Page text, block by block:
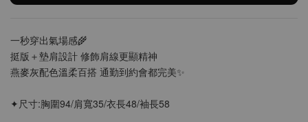
一秒穿出氣場感🌾
挺版＋墊肩設計 修飾肩線更顯精神
燕麥灰配色溫柔百搭 通勤到約會都完美✨
✦尺寸:胸圍94/肩寬35/衣長48/袖長58